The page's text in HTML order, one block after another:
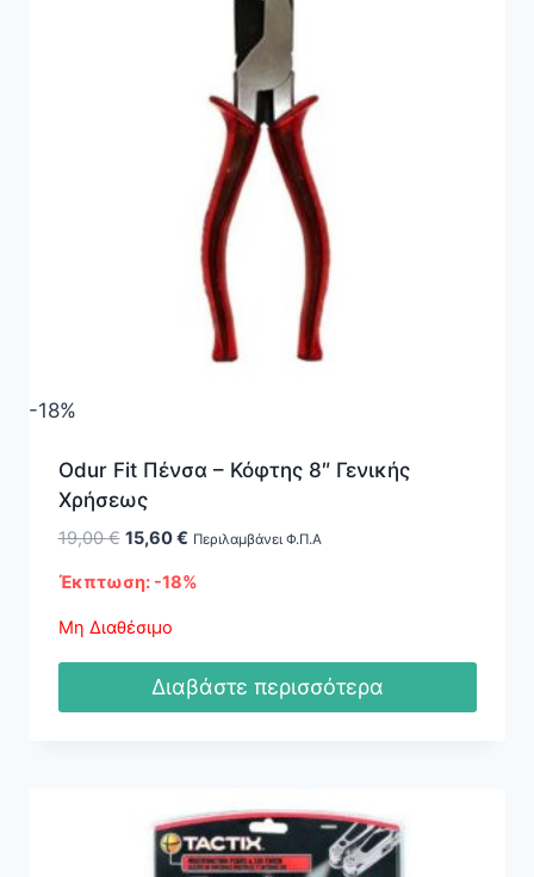
-18%
Odur Fit Πένσα – Κόφτης 8″ Γενικής
Χρήσεως
19,00€ Original
was:
19,00 €.
15,60€Η
τιμή
Περιλαμβάνει Φ.Π.Α
Έκπτωση: -18%
Μη Διαθέσιμο
Διαβάστε περισσότερα